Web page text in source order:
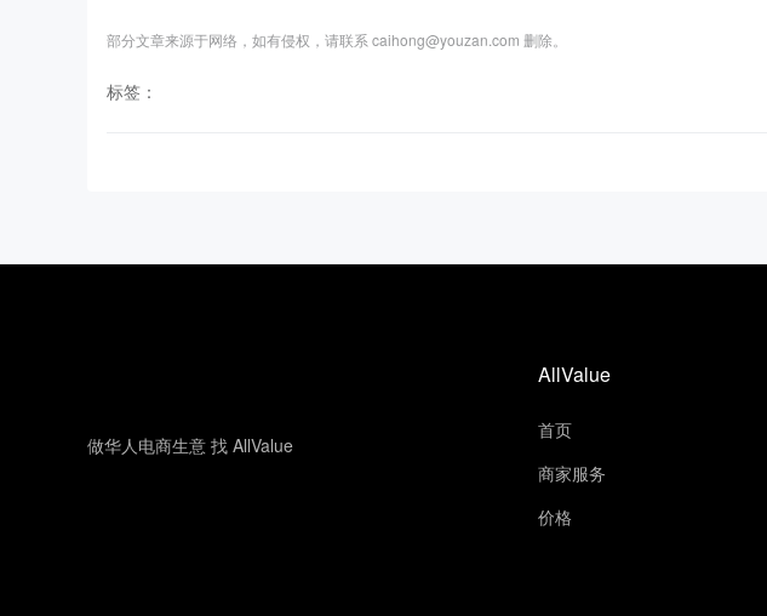
部分文章来源于网络，如有侵权，请联系 caihong@youzan.com 删除。
标签：
做华人电商生意 找 AllValue
AllValue
首页
商家服务
价格